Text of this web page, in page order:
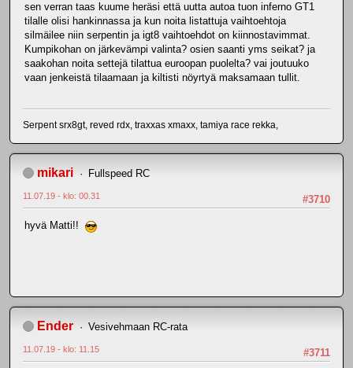
sen verran taas kuume heräsi että uutta autoa tuon inferno GT1
tilalle olisi hankinnassa ja kun noita listattuja vaihtoehtoja
silmäilee niin serpentin ja igt8 vaihtoehdot on kiinnostavimmat.
Kumpikohan on järkevämpi valinta? osien saanti yms seikat? ja
saakohan noita settejä tilattua euroopan puolelta? vai joutuuko
vaan jenkeistä tilaamaan ja kiltisti nöyrtyä maksamaan tullit.
Serpent srx8gt, reved rdx, traxxas xmaxx, tamiya race rekka,
mikari Fullspeed RC
#3710
11.07.19 - klo: 00.31
hyvä Matti!!
Ender Vesivehmaan RC-rata
#3711
11.07.19 - klo: 11.15